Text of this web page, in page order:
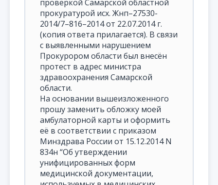
проверкой Самарской областной
прокуратурой исх. Жнп–27530-
2014/7–816–2014 от 22.07.2014 г.
(копия ответа прилагается). В связи
с выявленными нарушением
Прокурором области был внесён
протест в адрес министра
здравоохранения Самарской
области.
На основании вышеизложенного
прошу заменить обложку моей
амбулаторной карты и оформить
её в соответствии с приказом
Минздрава России от 15.12.2014 N
834н “Об утверждении
унифицированных форм
медицинской документации,